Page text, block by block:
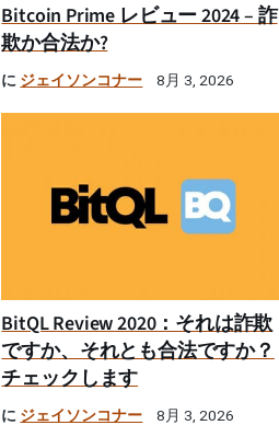
Bitcoin Prime レビュー 2024 – 詐
欺か合法か?
に ジェイソンコナー 8月 3, 2026
BitQL Review 2020：それは詐欺
ですか、それとも合法ですか？
チェックします
に ジェイソンコナー 8月 3, 2026